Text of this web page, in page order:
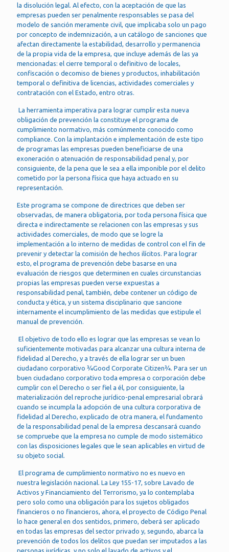
la disolución legal. Al efecto, con la aceptación de que las
empresas pueden ser penalmente responsables se pasa del
modelo de sanción meramente civil, que implicaba solo un pago
por concepto de indemnización, a un catálogo de sanciones que
afectan directamente la estabilidad, desarrollo y permanencia
de la propia vida de la empresa, que incluye además de las ya
mencionadas: el cierre temporal o definitivo de locales,
confiscación o decomiso de bienes y productos, inhabilitación
temporal o definitiva de licencias, actividades comerciales y
contratación con el Estado, entro otras.
La herramienta imperativa para lograr cumplir esta nueva
obligación de prevención la constituye el programa de
cumplimiento normativo, más comúnmente conocido como
compliance. Con la implantación e implementación de este tipo
de programas las empresas pueden beneficiarse de una
exoneración o atenuación de responsabilidad penal y, por
consiguiente, de la pena que le sea a ella imponible por el delito
cometido por la persona física que haya actuado en su
representación.
Este programa se compone de directrices que deben ser
observadas, de manera obligatoria, por toda persona física que
directa e indirectamente se relacionen con las empresas y sus
actividades comerciales, de modo que se logre la
implementación a lo interno de medidas de control con el fin de
prevenir y detectar la comisión de hechos ilícitos. Para lograr
esto, el programa de prevención debe basarse en una
evaluación de riesgos que determinen en cuales circunstancias
propias las empresas pueden verse expuestas a
responsabilidad penal, también, debe contener un código de
conducta y ética, y un sistema disciplinario que sancione
internamente el incumplimiento de las medidas que estipule el
manual de prevención.
El objetivo de todo ello es lograr que las empresas se vean lo
suficientemente motivadas para alcanzar una cultura interna de
fidelidad al Derecho, y a través de ella lograr ser un buen
ciudadano corporativo ¾Good Corporate Citizen¾. Para ser un
buen ciudadano corporativo toda empresa o corporación debe
cumplir con el Derecho o ser fiel a él, por consiguiente, la
materialización del reproche jurídico-penal empresarial obrará
cuando se incumpla la adopción de una cultura corporativa de
fidelidad al Derecho, explicado de otra manera, el fundamento
de la responsabilidad penal de la empresa descansará cuando
se compruebe que la empresa no cumple de modo sistemático
con las disposiciones legales que le sean aplicables en virtud de
su objeto social.
El programa de cumplimiento normativo no es nuevo en
nuestra legislación nacional. La Ley 155-17, sobre Lavado de
Activos y Financiamiento del Terrorismo, ya lo contemplaba
pero solo como una obligación para los sujetos obligados
financieros o no financieros, ahora, el proyecto de Código Penal
lo hace general en dos sentidos, primero, deberá ser aplicado
en todas las empresas del sector privado y, segundo, abarca la
prevención de todos los delitos que puedan ser imputados a las
personas jurídicas, y no solo el lavado de activos y el